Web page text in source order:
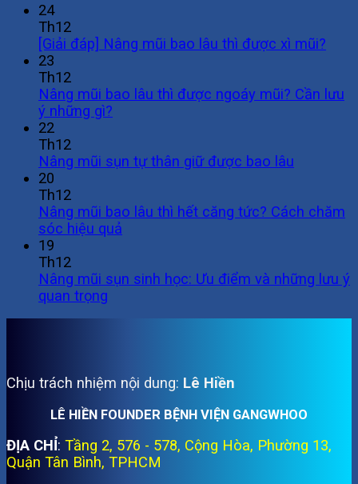
24
Th12
[Giải đáp] Nâng mũi bao lâu thì được xì mũi?
23
Th12
Nâng mũi bao lâu thì được ngoáy mũi? Cần lưu
ý những gì?
22
Th12
Nâng mũi sụn tự thân giữ được bao lâu
20
Th12
Nâng mũi bao lâu thì hết căng tức? Cách chăm
sóc hiệu quả
19
Th12
Nâng mũi sụn sinh học: Ưu điểm và những lưu ý
quan trọng
Chịu trách nhiệm nội dung: Lê Hiền
LÊ HIỀN FOUNDER BỆNH VIỆN GANGWHOO
ĐỊA CHỈ: Tầng 2, 576 - 578, Cộng Hòa, Phường 13,
Quận Tân Bình, TPHCM